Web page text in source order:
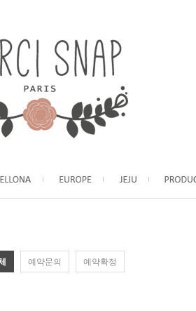
예약문의 예약확정